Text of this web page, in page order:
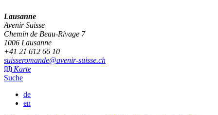
Lausanne
Avenir Suisse
Chemin de Beau-Rivage 7
1006 Lausanne
+41 21 612 66 10
suisseromande@avenir-suisse.ch
Karte
Suche
de
en